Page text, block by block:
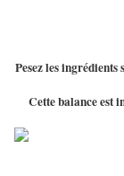
Pesez les
Cette balance est